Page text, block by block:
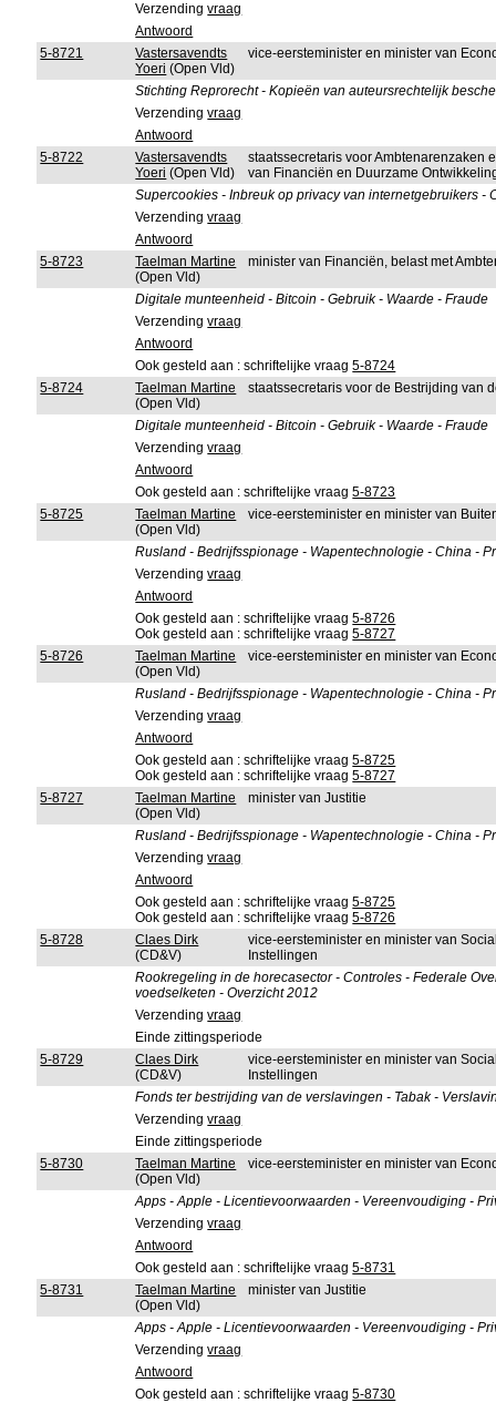
Verzendingvraag
Antwoord
5-8721
Vastersavendts
Yoeri (Open Vld)
vice-eersteminister en minister van
Stichting Reprorecht - Kopieën van auteursrechtelijk
Verzendingvraag
Antwoord
5-8722
Vastersavendts
Yoeri (Open Vld)
staatssecretaris voor Ambtenarenzaken
van Financiën en Duurzame
Supercookies - Inbreuk op privacy van internetgebruikers -
Verzendingvraag
Antwoord
5-8723
Taelman Martine
(Open Vld)
minister van Financiën, belast met
Digitale munteenheid - Bitcoin - Gebruik - Waarde - Fraude
Verzendingvraag
Antwoord
Ook gesteld aan : schriftelijke vraag5-8724
5-8724
Taelman Martine
(Open Vld)
staatssecretaris voor de Bestrijding van
Digitale munteenheid - Bitcoin - Gebruik - Waarde - Fraude
Verzendingvraag
Antwoord
Ook gesteld aan : schriftelijke vraag5-8723
5-8725
Taelman Martine
(Open Vld)
vice-eersteminister en minister van
Rusland - Bedrijfsspionage - Wapentechnologie - China -
Verzendingvraag
Antwoord
Ook gesteld aan : schriftelijke vraag5-8726
Ook gesteld aan : schriftelijke vraag5-8727
5-8726
Taelman Martine
(Open Vld)
vice-eersteminister en minister van
Rusland - Bedrijfsspionage - Wapentechnologie - China -
Verzendingvraag
Antwoord
Ook gesteld aan : schriftelijke vraag5-8725
Ook gesteld aan : schriftelijke vraag5-8727
5-8727
Taelman Martine
(Open Vld)
minister van Justitie
Rusland - Bedrijfsspionage - Wapentechnologie - China -
Verzendingvraag
Antwoord
Ook gesteld aan : schriftelijke vraag5-8725
Ook gesteld aan : schriftelijke vraag5-8726
5-8728
Claes Dirk
(CD&V)
vice-eersteminister en minister van
Instellingen
Rookregeling in de horecasector - Controles - Federale
voedselketen - Overzicht 2012
Verzendingvraag
Einde zittingsperiode
5-8729
Claes Dirk
(CD&V)
vice-eersteminister en minister van
Instellingen
Fonds ter bestrijding van de verslavingen - Tabak -
Verzendingvraag
Einde zittingsperiode
5-8730
Taelman Martine
(Open Vld)
vice-eersteminister en minister van
Apps - Apple - Licentievoorwaarden - Vereenvoudiging -
Verzendingvraag
Antwoord
Ook gesteld aan : schriftelijke vraag5-8731
5-8731
Taelman Martine
(Open Vld)
minister van Justitie
Apps - Apple - Licentievoorwaarden - Vereenvoudiging -
Verzendingvraag
Antwoord
Ook gesteld aan : schriftelijke vraag5-8730